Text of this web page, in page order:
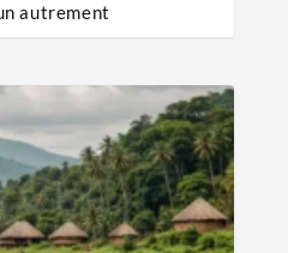
autrement